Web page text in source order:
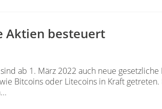
Aktien besteuert
ab 1. März 2022 auch neue gesetzliche
Bitcoins oder Litecoins in Kraft getreten.